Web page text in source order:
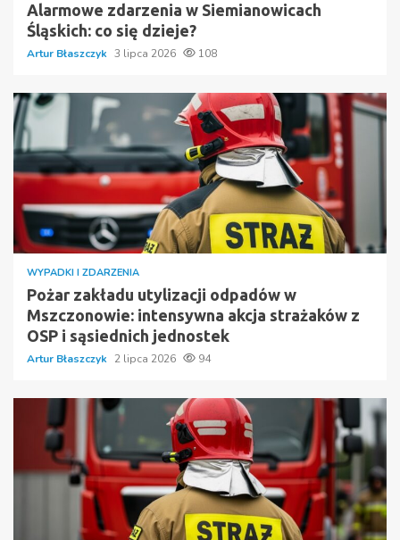
Alarmowe zdarzenia w Siemianowicach
Śląskich: co się dzieje?
Artur Błaszczyk 3 lipca 2026 108
WYPADKI I ZDARZENIA
Pożar zakładu utylizacji odpadów w
Mszczonowie: intensywna akcja strażaków z
OSP i sąsiednich jednostek
Artur Błaszczyk 2 lipca 2026 94